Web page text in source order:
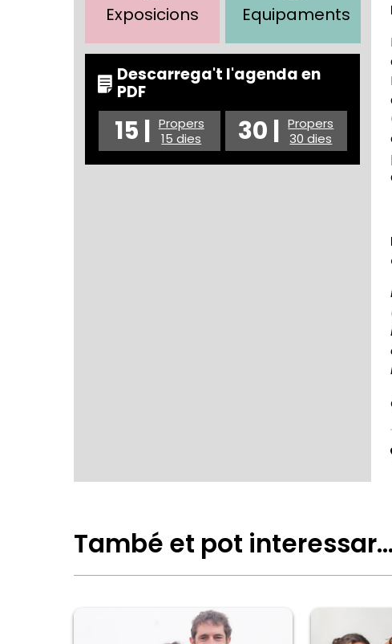
Exposicions Equipaments
Descarrega't l'agenda en
PDF
15 | Propers
15 dies
30 | Propers
30 dies
També et pot interessar…